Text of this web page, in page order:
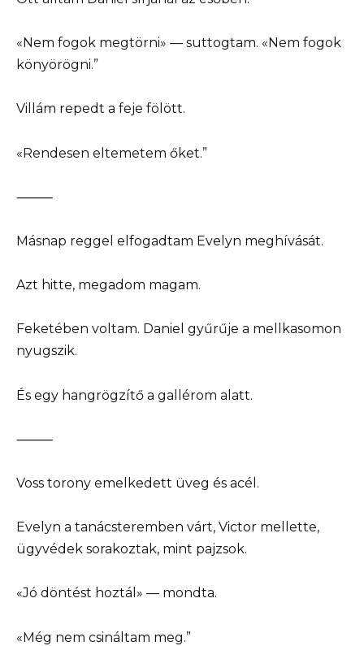
«Nem fogok megtörni» — suttogtam. «Nem fogok
könyörögni.”
Villám repedt a feje fölött.
«Rendesen eltemetem őket.”
⸻
Másnap reggel elfogadtam Evelyn meghívását.
Azt hitte, megadom magam.
Feketében voltam. Daniel gyűrűje a mellkasomon
nyugszik.
És egy hangrögzítő a gallérom alatt.
⸻
Voss torony emelkedett üveg és acél.
Evelyn a tanácsteremben várt, Victor mellette,
ügyvédek sorakoztak, mint pajzsok.
«Jó döntést hoztál» — mondta.
«Még nem csináltam meg.”